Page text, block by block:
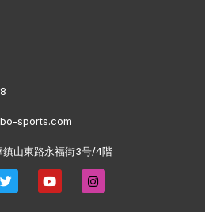
sports.com
鎮山東路永福街3号/4階